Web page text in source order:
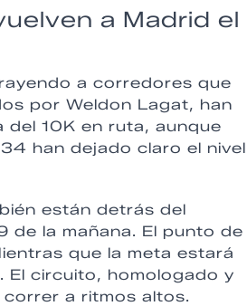
a Madrid el
a corredores que
por Weldon Lagat, han
del 10K en ruta, aunque
han dejado claro el nivel
están detrás del
de la mañana. El punto de
que la meta estará
El circuito, homologado y
a ritmos altos.